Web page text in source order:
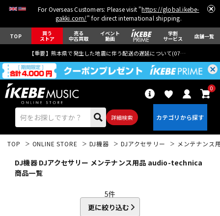
For Overseas Customers: Please visit "https://global.ikebe-
gakki.com/" for direct international shipping.
TOP 買う
ストア
売る
中古買取
イベント
動画
学割
サービス 店舗一覧
【重要】熊本県で発生した地震に伴う配送の遅延について(07月29日
詳細検索
0
TOP ONLINE STORE DJ機器 DJアクセサリー メンテナンス
DJ機器 DJアクセサリー メンテナンス用品 audio-technica
商品一覧
5件
更に絞り込む